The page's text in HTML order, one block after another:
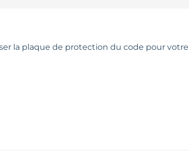
la plaque de protection du code pour votre